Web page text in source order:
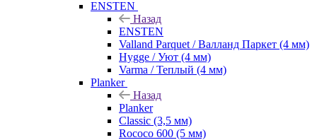
ENSTEN
Назад
ENSTEN
Valland Parquet / Валланд Паркет (4 мм)
Hygge / Уют (4 мм)
Varma / Теплый (4 мм)
Planker
Назад
Planker
Classic (3,5 мм)
Rococo 600 (5 мм)